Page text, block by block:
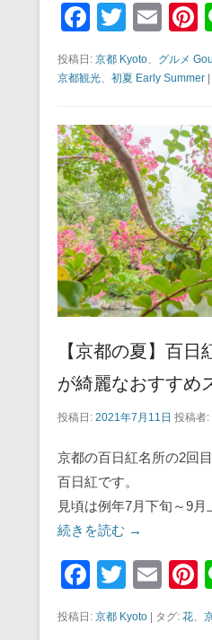
F
a
c
b
o
o
k
T
wi
tt
E
m
ail
nt
投稿日: 京都 Kyoto、 グルメ
京都観光、 初夏 Early Summer
【京都の夏】百日
が綺麗なおすすめ
投稿日: 2021年7月11日 投稿者:
京都の百日紅名所の2回
百日紅です。
見頃は例年7月下旬～9月
続きを読む →
F
a
c
T
tt
E
m
ail
投稿日: 京都 Kyoto | タグ: 花